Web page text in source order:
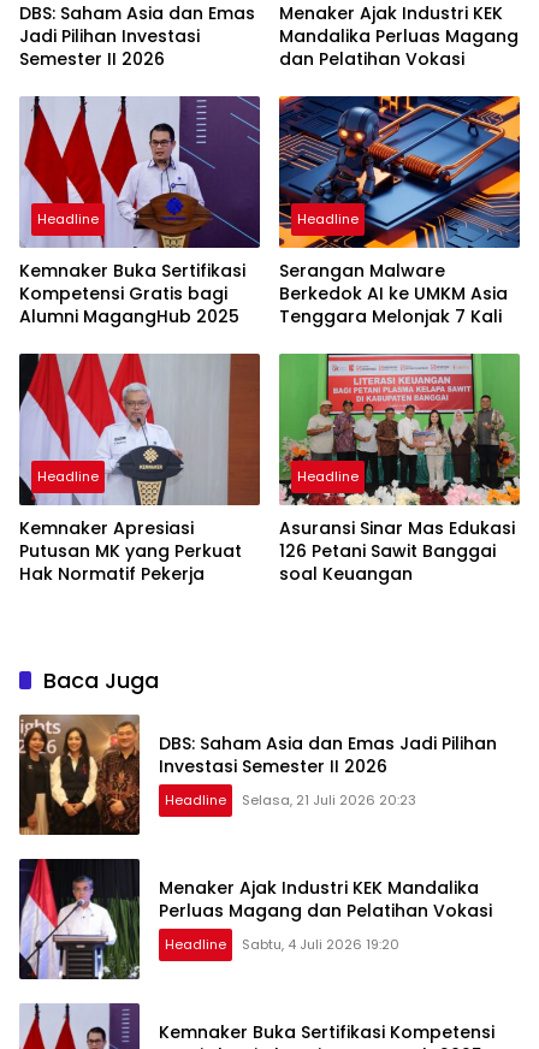
DBS: Saham Asia dan Emas
Jadi Pilihan Investasi
Semester II 2026
Menaker Ajak Industri KEK
Mandalika Perluas Magang
dan Pelatihan Vokasi
Headline
Kemnaker Buka Sertifikasi
Kompetensi Gratis bagi
Alumni MagangHub 2025
Headline
Serangan Malware
Berkedok AI ke UMKM Asia
Tenggara Melonjak 7 Kali
Headline
Kemnaker Apresiasi
Putusan MK yang Perkuat
Hak Normatif Pekerja
Headline
Asuransi Sinar Mas Edukasi
126 Petani Sawit Banggai
soal Keuangan
Baca Juga
DBS: Saham Asia dan Emas Jadi Pilihan
Investasi Semester II 2026
Headline Selasa, 21 Juli 2026 20:23
Menaker Ajak Industri KEK Mandalika
Perluas Magang dan Pelatihan Vokasi
Headline Sabtu, 4 Juli 2026 19:20
Kemnaker Buka Sertifikasi Kompetensi